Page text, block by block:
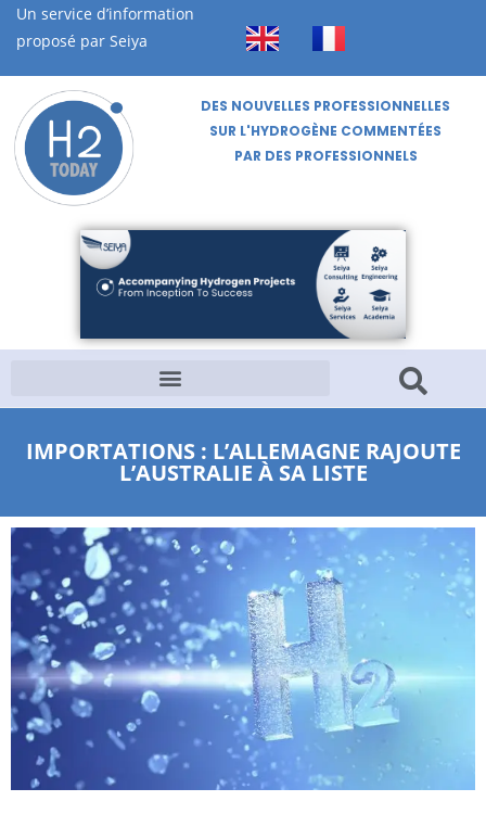
Un service d’information
proposé par Seiya
DES NOUVELLES PROFESSIONNELLES
SUR L'HYDROGÈNE COMMENTÉES
PAR DES PROFESSIONNELS
IMPORTATIONS : L’ALLEMAGNE RAJOUTE
L’AUSTRALIE À SA LISTE